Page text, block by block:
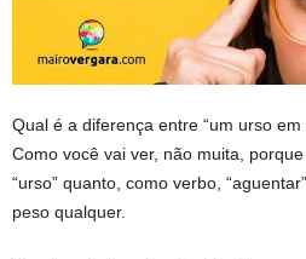
Qual é a diferença entre “um urso em
Como você vai ver, não muita, porque
“urso” quanto, como verbo,
peso qualquer.